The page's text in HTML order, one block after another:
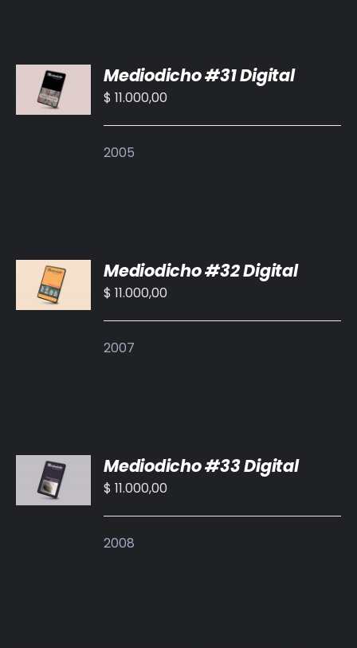
AL
CARRITO
/
Mediodicho #31 Digital
$ 11.000,00
2005
AL
CARRITO
/
Mediodicho #32 Digital
$ 11.000,00
2007
AL
CARRITO
/
Mediodicho #33 Digital
$ 11.000,00
2008